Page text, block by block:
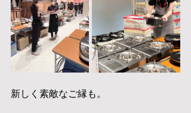
新しく素敵なご縁も。